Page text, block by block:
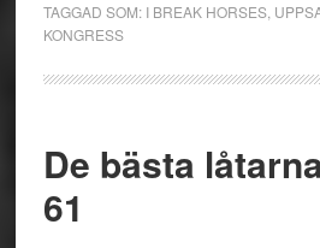
TAGGAD SOM: I BREAK HORSES,
KONGRESS
De bästa
61